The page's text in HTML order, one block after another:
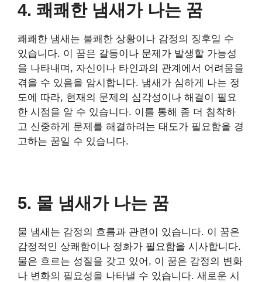
4. 쾌쾌한 냄새가 나는 꿈
쾌쾌한 냄새는 불쾌한 상황이나 감정의 징후일 수
있습니다. 이 꿈은 갈등이나 문제가 발생할 가능성
을 나타내며, 자신이나 타인과의 관계에서 어려움을
겪을 수 있음을 암시합니다. 냄새가 심하게 나는 정
도에 따라, 현재의 문제의 심각성이나 해결이 필요
한 시점을 알 수 있습니다. 이를 통해 좀 더 침착하
고 신중하게 문제를 해결하려는 태도가 필요함을 경
고하는 꿈일 수 있습니다.
5. 물 냄새가 나는 꿈
물 냄새는 감정의 흐름과 관련이 있습니다. 이 꿈은
감정적인 상쾌함이나 정화가 필요함을 시사합니다.
물은 흐르는 성질을 갖고 있어, 이 꿈은 감정의 변화
나 변화의 필요성을 나타낼 수 있습니다. 새로운 시